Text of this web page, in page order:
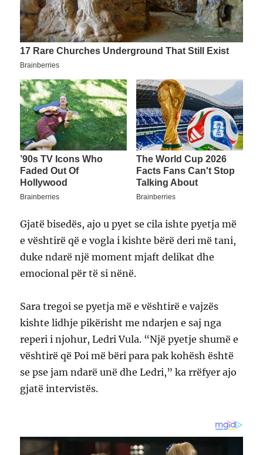
Gjatë bisedës, ajo u pyet se cila ishte pyetja më
e vështirë që e vogla i kishte bërë deri më tani,
duke ndarë një moment mjaft delikat dhe
emocional për të si nënë.
Sara tregoi se pyetja më e vështirë e vajzës
kishte lidhje pikërisht me ndarjen e saj nga
reperi i njohur, Ledri Vula. “Një pyetje shumë e
vështirë që Poi më bëri para pak kohësh është
se pse jam ndarë unë dhe Ledri,” ka rrëfyer ajo
gjatë intervistës.